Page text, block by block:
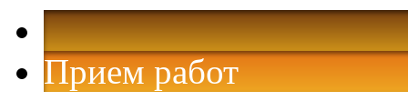
Прием работ